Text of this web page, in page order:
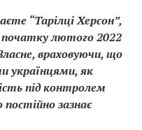
“Тарілці Херсон”,
лютого 2022
враховуючи, що
українцями, як
під контролем
зазнає